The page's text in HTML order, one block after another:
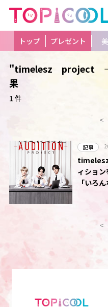
トップ プレゼント
"timelesz project
果
1 件
<
記事
ィショ
「いろ
<